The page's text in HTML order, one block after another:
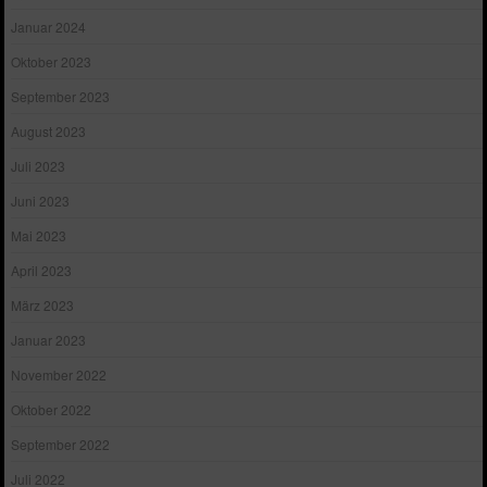
Januar 2024
Oktober 2023
September 2023
August 2023
Juli 2023
Juni 2023
Mai 2023
April 2023
März 2023
Januar 2023
November 2022
Oktober 2022
September 2022
Juli 2022